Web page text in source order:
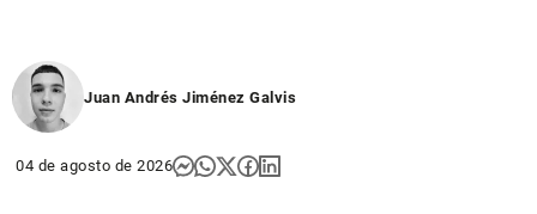
Juan Andrés Jiménez Galvis
04 de agosto de 2026